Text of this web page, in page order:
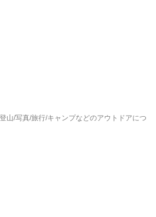
山/写真/旅行/キャンプなどのアウトドアにつ